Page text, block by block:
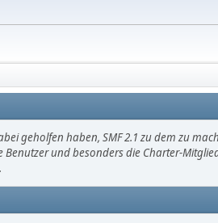
geholfen haben, SMF 2.1 zu dem zu
Benutzer und besonders die Charter-